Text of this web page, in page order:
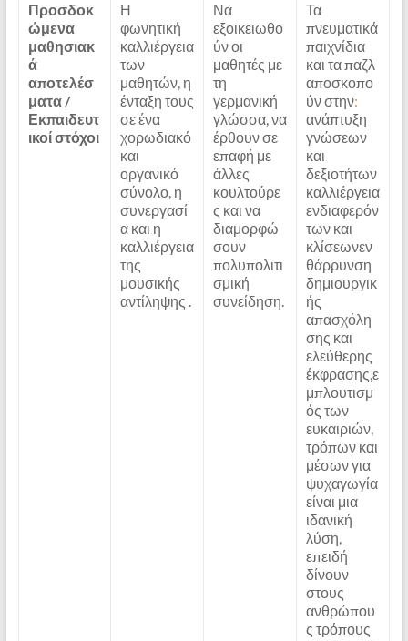
Προσδοκ
ώμενα
μαθησιακ
ά
αποτελέσ
ματα /
Εκπαιδευτ
ικοί στόχοι
Η
φωνητική
καλλιέργεια
των
μαθητών, η
ένταξη τους
σε ένα
χορωδιακό
και
οργανικό
σύνολο, η
συνεργασί
α και η
καλλιέργεια
της
μουσικής
αντίληψης .
Να
εξοικειωθο
ύν οι
μαθητές με
τη
γερμανική
γλώσσα, να
έρθουν σε
επαφή με
άλλες
κουλτούρε
ς και να
διαμορφώ
σουν
πολυπολιτι
σμική
συνείδηση.
Τα
πνευματικά
παιχνίδια
και τα παζλ
αποσκοπο
ύν στην:
ανάπτυξη
γνώσεων
και
δεξιοτήτων
καλλιέργεια
ενδιαφερόν
των και
κλίσεωνεν
θάρρυνση
δημιουργικ
ής
απασχόλη
σης και
ελεύθερης
έκφρασης,ε
μπλουτισμ
ός των
ευκαιριών,
τρόπων και
μέσων για
ψυχαγωγία
είναι μια
ιδανική
λύση,
επειδή
δίνουν
στους
ανθρώπου
ς τρόπους